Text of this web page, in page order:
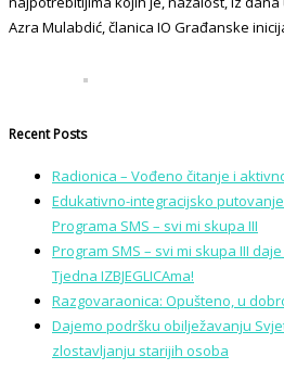
Azra Mulabdić, članica IO Građanske
Recent Posts
Radionica – Vođeno čitanje i
Edukativno-integracijsko
Programa SMS – svi mi skupa III
Program SMS – svi mi skupa III
Tjedna IZBJEGLICAma!
Razgovaraonica: Opušteno, u
Dajemo podršku obilježavanju
zlostavljanju starijih osoba